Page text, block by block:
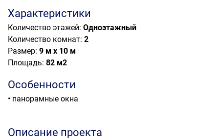
Характеристики
Количество этажей: Одноэтажный
Количество комнат: 2
Размер: 9 м х 10 м
Площадь: 82 м2
Особенности
• панорамные окна
Описание проекта